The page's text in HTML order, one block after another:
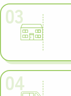
03
04